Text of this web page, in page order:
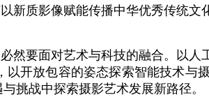
新质影像赋能传播中华优秀传统
然要面对艺术与科技的融合。以
开放包容的姿态探索智能技术与
挑战中探索摄影艺术发展新路径。